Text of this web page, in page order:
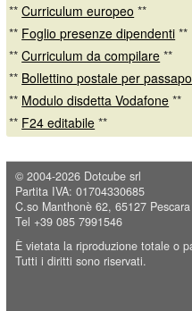
**Curriculum europeo **
** Foglio presenze dipendenti **
**Curriculum da compilare **
** Bollettino postale per
** Modulo disdetta Vodafone **
** F24 editabile **
© 2004-2026 Dotcube srl
Partita IVA: 01704330685
C.so Manthonè 62, 65127
Tel +39 085 7991546
È vietata la riproduzione totale o
Tutti i diritti sono riservati.